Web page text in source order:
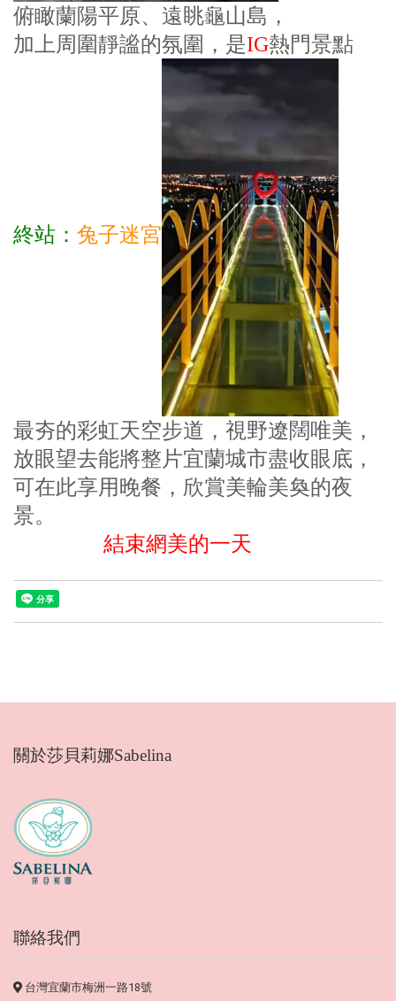
俯瞰蘭陽平原、遠眺龜山島，
加上周圍靜謐的氛圍，是IG熱門景點
終站： 兔子迷宮
最夯的彩虹天空步道，視野遼闊唯美，
放眼望去能將整片宜蘭城市盡收眼底，
可在此享用晚餐，欣賞美輪美奐的夜
景。
結束網美的一天
關於莎貝莉娜Sabelina
聯絡我們
台灣宜蘭市梅洲一路18號